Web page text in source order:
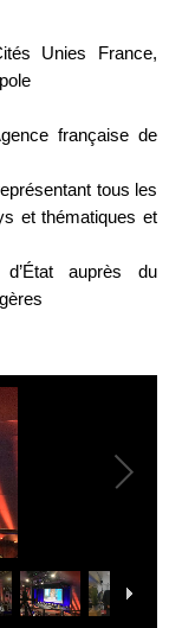
Unies France,
française de
tous les
et thématiques et
auprès du